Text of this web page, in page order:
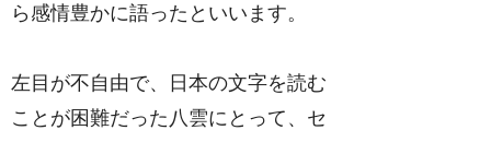
ら感情豊かに語ったといいます。
左目が不自由で、日本の文字を読む
ことが困難だった八雲にとって、セ